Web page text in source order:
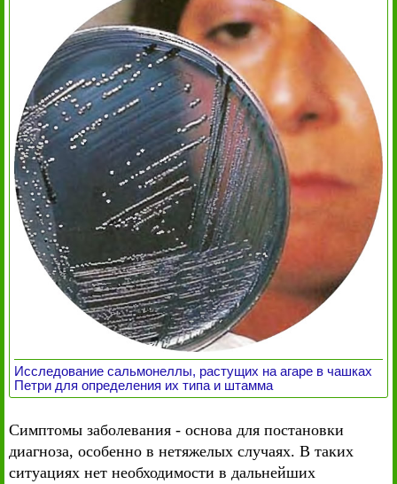
Исследование сальмонеллы, растущих на агаре в чашках
Петри для определения их типа и штамма
Симптомы заболевания - основа для постановки
диагноза, особенно в нетяжелых случаях. В таких
ситуациях нет необходимости в дальнейших